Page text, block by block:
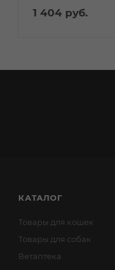
1 404 руб.
КАТАЛОГ
Товары для кошек
Товары для собак
Ветаптека